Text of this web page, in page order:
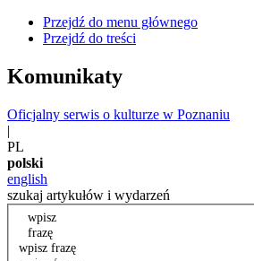
Przejdź do menu głównego
Przejdź do treści
Komunikaty
Oficjalny serwis o kulturze w Poznaniu
|
PL
polski
english
szukaj artykułów i wydarzeń
wpisz
frazę
wpisz frazę